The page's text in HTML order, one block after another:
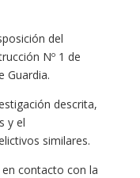
del
Nº 1 de
Guardia.
descrita,
y el
similares.
contacto con la